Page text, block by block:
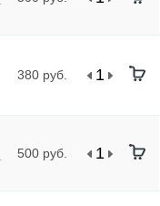
380 руб.
500 руб.